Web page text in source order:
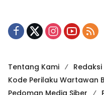
Tentang Kami
Redaksi
Kode Perilaku Wartawan